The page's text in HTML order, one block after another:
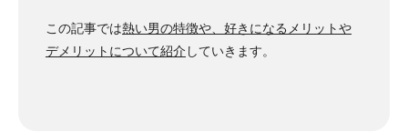
この記事では熱い男の特徴や、好きになるメリットや
デメリットについて紹介 していきます。